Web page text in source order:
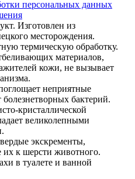
персональных данных
Изготовлен из
месторождения.
термическую обработку.
материалов,
кожи, не вызывает
неприятные
болезнетворных бактерий.
кристаллической
великолепными
экскременты,
их к шерсти животного.
в туалете и ванной